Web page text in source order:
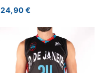
24,90 €